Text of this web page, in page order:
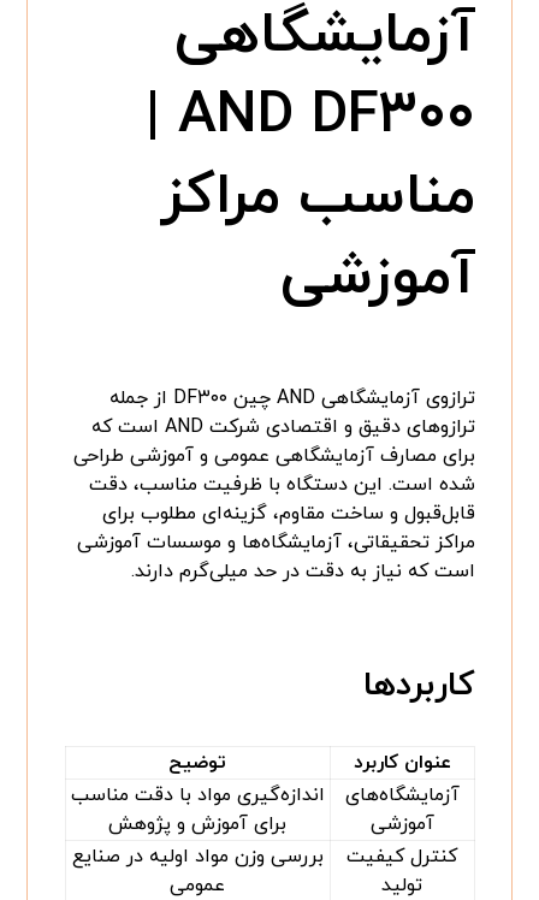
آزمایشگاهی
AND DF۳۰۰ |
مناسب مراکز
آموزشی
ترازوی آزمایشگاهی AND چین DF۳۰۰ از جمله
ترازوهای دقیق و اقتصادی شرکت AND است که
برای مصارف آزمایشگاهی عمومی و آموزشی طراحی
شده است. این دستگاه با ظرفیت مناسب، دقت
قابل‌قبول و ساخت مقاوم، گزینه‌ای مطلوب برای
مراکز تحقیقاتی، آزمایشگاه‌ها و موسسات آموزشی
است که نیاز به دقت در حد میلی‌گرم دارند.
کاربردها
عنوان کاربرد
توضیح
آزمایشگاه‌های
آموزشی
اندازه‌گیری مواد با دقت مناسب
برای آموزش و پژوهش
کنترل کیفیت
تولید
بررسی وزن مواد اولیه در صنایع
عمومی